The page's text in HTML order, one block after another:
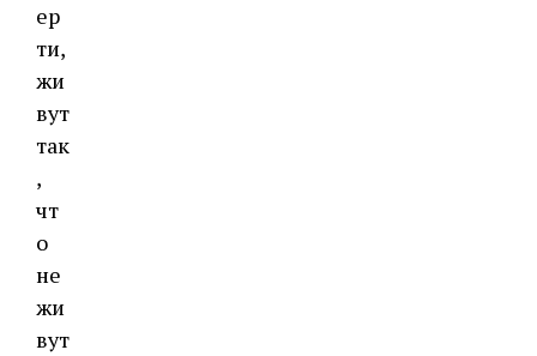
ер
ти,
жи
вут
так
,
чт
о
не
жи
вут